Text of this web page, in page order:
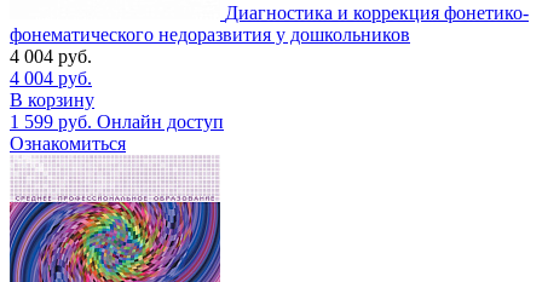
Диагностика и коррекция фонетико-
фонематического недоразвития у дошкольников
4 004 руб.
4 004 руб.
В корзину
1 599 руб. Онлайн доступ
Ознакомиться